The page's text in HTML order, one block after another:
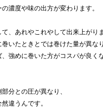
濃度や味の出方が変わります。
、あれやこれやして出来上がり
いたときとでは巻けた量が異な
強めに巻いた方がコスパが良く
分との圧が異なり、
違うんです。